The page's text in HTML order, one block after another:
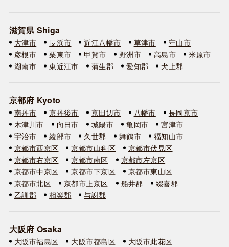
滋賀県 Shiga
大津市 長浜市 近江八幡市 草津市
守山市
彦根市
栗東市 甲賀市 野洲市 高島市
米原市
湖南市
東近江市 蒲生郡 愛知郡 犬上郡
京都府 Kyoto
南丹市 京丹後市 京田辺市 八幡市
長岡京市
木津川市
向日市 城陽市 亀岡市
宮津市
宇治市
綾部市 久世郡 舞鶴市
福知山市
京都市西京区
京都市山科区
京都市伏見区
京都市右京区
京都市南区
京都市左京区
京都市中京区
京都市下京区
京都市東山区
京都市北区
京都市上京区 船井郡
綴喜郡
乙訓郡
相楽郡 与謝郡
大阪府 Osaka
大阪市福島区 大阪市都島区
大阪市此花区